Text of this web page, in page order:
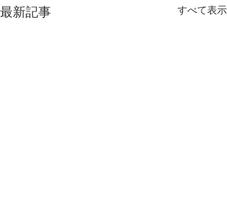
最新記事 すべて表示